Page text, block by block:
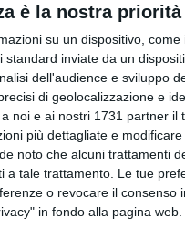
è la nostra priorità
su un dispositivo, come
inviate da un
dell'audience e sviluppo
di geolocalizzazione e
noi e ai nostri 1731 partner il
più dettagliate e
noto che alcuni trattamenti
a tale trattamento. Le tue
o revocare il consenso
in fondo alla pagina web.
in tempi brevi»
città»